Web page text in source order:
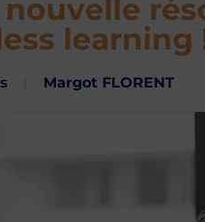
learning
Margot FLORENT